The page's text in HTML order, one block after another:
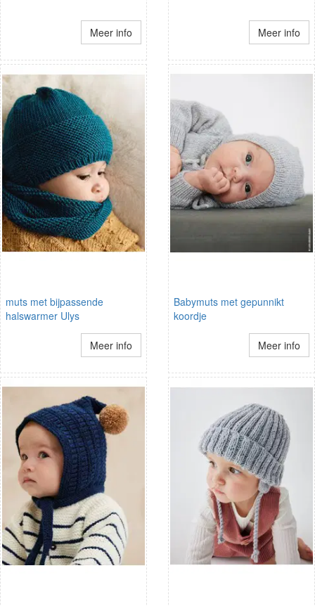
Meer info Meer info
muts met bijpassende
halswarmer Ulys
Meer info
Babymuts met gepunnikt
koordje
Meer info